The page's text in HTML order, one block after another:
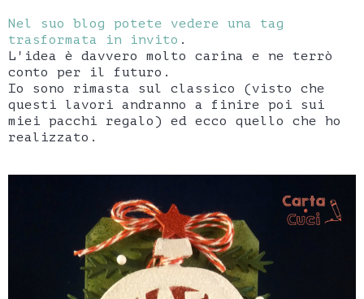
Nel suo blog potete vedere una tag
trasformata in invito .
L'idea è davvero molto carina e ne terrò
conto per il futuro.
Io sono rimasta sul classico (visto che
questi lavori andranno a finire poi sui
miei pacchi regalo) ed ecco quello che ho
realizzato.